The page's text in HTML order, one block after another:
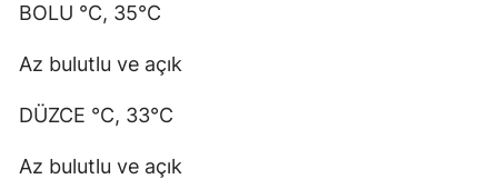
BOLU °C, 35°C
Az bulutlu ve açık
DÜZCE °C, 33°C
Az bulutlu ve açık